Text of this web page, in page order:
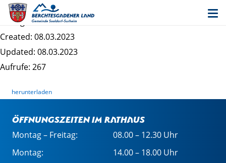
Bewerbungsformular Schöffe
Dateigrösse: 33.95 KB
Created: 08.03.2023
Updated: 08.03.2023
Aufrufe: 267
herunterladen
Öffnungszeiten im Rathaus
Montag – Freitag:
08.00 – 12.30 Uhr
Montag:
14.00 – 18.00 Uhr